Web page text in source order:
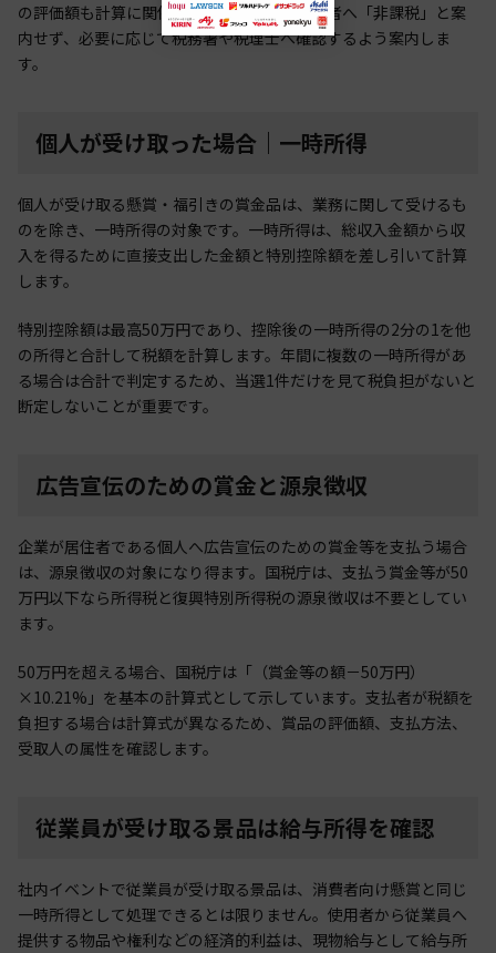
の評価額も計算に関係します。企業側は当選者へ「非課税」と案
内せず、必要に応じて税務署や税理士へ確認するよう案内しま
す。
個人が受け取った場合｜一時所得
個人が受け取る懸賞・福引きの賞金品は、業務に関して受けるも
のを除き、一時所得の対象です。一時所得は、総収入金額から収
入を得るために直接支出した金額と特別控除額を差し引いて計算
します。
特別控除額は最高50万円であり、控除後の一時所得の2分の1を他
の所得と合計して税額を計算します。年間に複数の一時所得があ
る場合は合計で判定するため、当選1件だけを見て税負担がないと
断定しないことが重要です。
広告宣伝のための賞金と源泉徴収
企業が居住者である個人へ広告宣伝のための賞金等を支払う場合
は、源泉徴収の対象になり得ます。国税庁は、支払う賞金等が50
万円以下なら所得税と復興特別所得税の源泉徴収は不要としてい
ます。
50万円を超える場合、国税庁は「（賞金等の額－50万円）
×10.21%」を基本の計算式として示しています。支払者が税額を
負担する場合は計算式が異なるため、賞品の評価額、支払方法、
受取人の属性を確認します。
従業員が受け取る景品は給与所得を確認
社内イベントで従業員が受け取る景品は、消費者向け懸賞と同じ
一時所得として処理できるとは限りません。使用者から従業員へ
提供する物品や権利などの経済的利益は、現物給与として給与所